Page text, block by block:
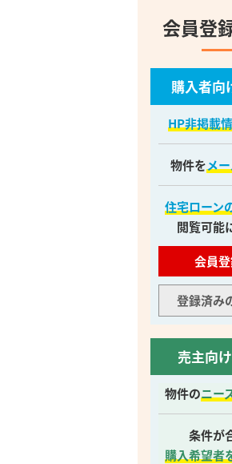
会員登
購入者向
HP非掲載
物件をメ
住宅ローン
閲覧可能
会員
登録済み
売主向
物件のニー
条件が
購入希望者